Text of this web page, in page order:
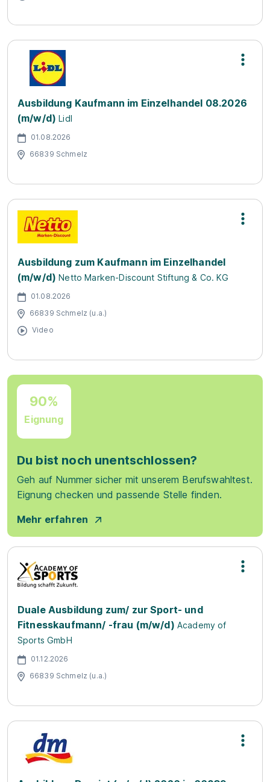
Ausbildung Kaufmann im Einzelhandel 08.2026
(m/w/d) Lidl
01.08.2026
66839 Schmelz
Ausbildung zum Kaufmann im Einzelhandel
(m/w/d) Netto Marken-Discount Stiftung & Co. KG
01.08.2026
66839 Schmelz (u.a.)
Video
90%
Eignung
Du bist noch unentschlossen?
Geh auf Nummer sicher mit unserem Berufswahltest.
Eignung checken und passende Stelle finden.
Mehr erfahren
Duale Ausbildung zum/ zur Sport- und
Fitnesskaufmann/ -frau (m/w/d) Academy of
Sports GmbH
01.12.2026
66839 Schmelz (u.a.)